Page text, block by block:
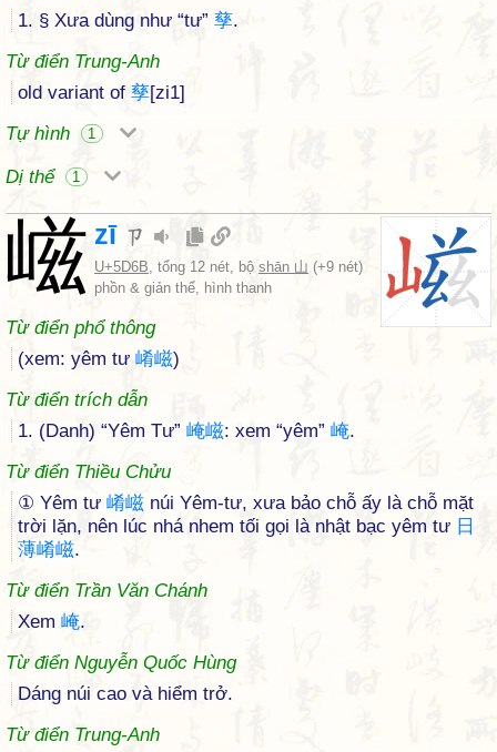
1. § Xưa dùng như “tư” 孳.
Từ điển Trung-Anh
old variant of 孳[zi1]
Tự hình
1
Dị thể 1
嵫 zī ㄗ
U+5D6B, tổng 12 nét, bộ shān 山 (+9 nét)
phồn & giản thể, hình thanh
Từ điển phổ thông
(xem: yêm tư 崤嵫)
Từ điển trích dẫn
1. (Danh) “Yêm Tư” 崦嵫: xem “yêm” 崦.
Từ điển Thiều Chửu
① Yêm tư 崤嵫 núi Yêm-tư, xưa bảo chỗ ấy là chỗ mặt
trời lặn, nên lúc nhá nhem tối gọi là nhật bạc yêm tư 日
薄崤嵫.
Từ điển Trần Văn Chánh
Xem 崦.
Từ điển Nguyễn Quốc Hùng
Dáng núi cao và hiểm trở.
Từ điển Trung-Anh